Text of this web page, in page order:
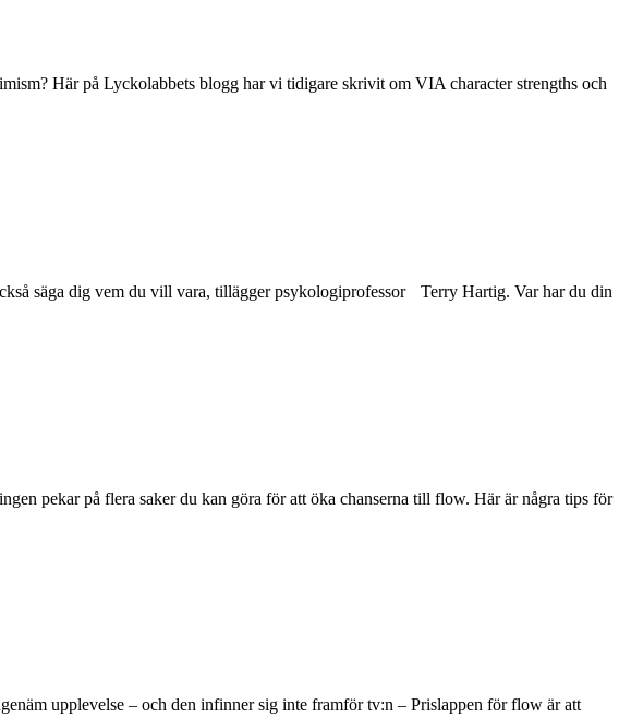
Här på Lyckolabbets blogg har vi tidigare skrivit om VIA character strengths och
säga dig vem du vill vara, tillägger psykologiprofessor Terry Hartig. Var har du din
pekar på flera saker du kan göra för att öka chanserna till flow. Här är några tips för
upplevelse – och den infinner sig inte framför tv:n – Prislappen för flow är att